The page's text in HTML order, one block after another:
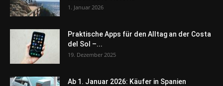
1. Januar 2026
Praktische Apps für den Alltag an der Costa
del Sol –...
19. Dezember 2025
Ab 1. Januar 2026: Käufer in Spanien